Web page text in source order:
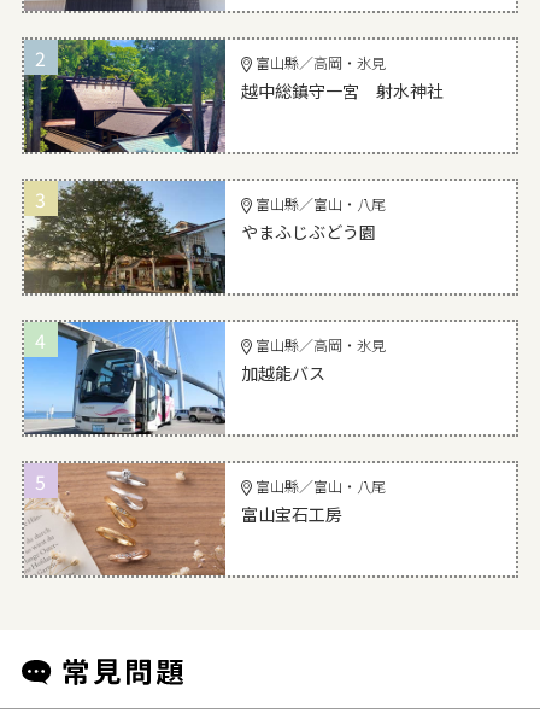
2 富山縣／高岡・氷見
越中総鎮守一宮 射水神社
3 富山縣／富山・八尾
やまふじぶどう園
4 富山縣／高岡・氷見
加越能バス
5 富山縣／富山・八尾
富山宝石工房